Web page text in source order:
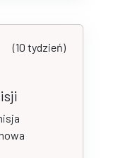
(10 tydzień)